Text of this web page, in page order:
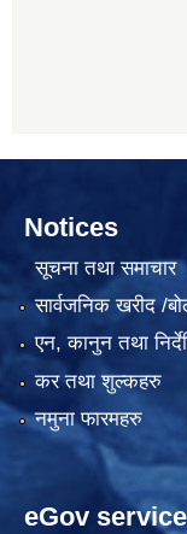
Notices
सूचना तथा समाचार
सार्वजनिक खरीद /
एन, कानुन तथा
कर तथा शुल्कहरु
नमुना फारमहरु
eGov